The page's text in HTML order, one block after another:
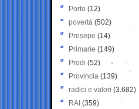
Porto (12)
povertà (502)
Presepe (14)
Primarie (149)
Prodi (52)
Provincia (139)
radici e valori (3.682)
RAI (359)